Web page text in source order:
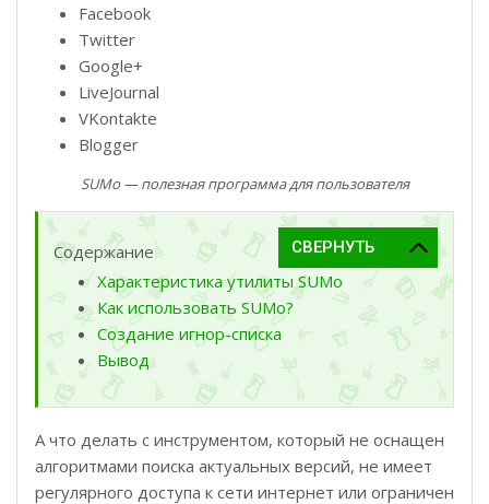
Facebook
Twitter
Google+
LiveJournal
VKontakte
Blogger
SUMo — полезная программа для пользователя
Содержание
Характеристика утилиты SUMo
Как использовать SUMo?
Создание игнор-списка
Вывод
А что делать с инструментом, который не оснащен
алгоритмами поиска актуальных версий, не имеет
регулярного доступа к сети интернет или ограничен